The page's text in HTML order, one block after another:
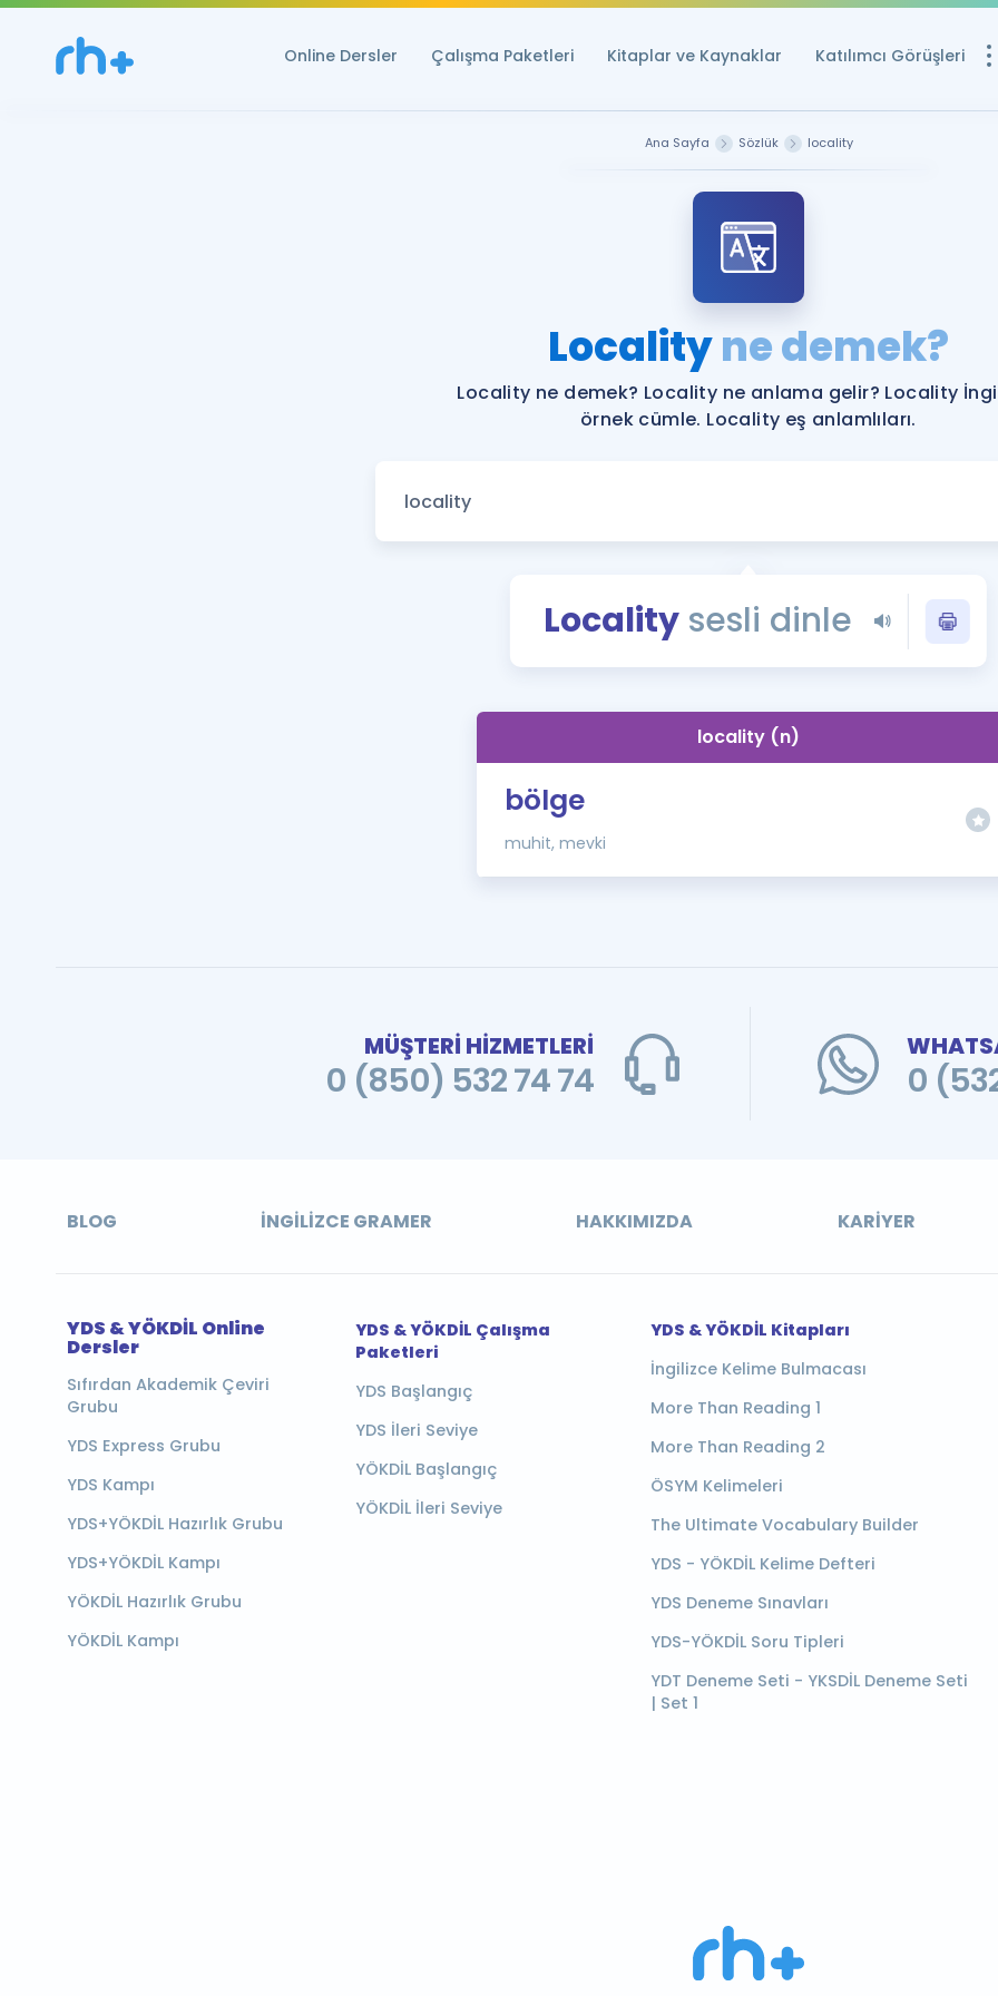
Online Dersler Çalışma Paketleri Kitaplar ve Kaynaklar Katılımcı Görüşleri
YDS ve YÖKDİL
Rehberlik Aracı
YDS ve YÖKDİL'e
Tüm ÖSYM
YDS - YÖKDİL
İngilizce Gramer
Ana Sayfa Sözlük locality
Localityne demek?
Locality ne demek? Locality ne anlama gelir? Locality
örnek cümle. Locality eş anlamlıları.
Localitysesli dinle
locality (n)
bölge
muhit, mevki
MÜŞTERİ HİZMETLERİ
0 (850) 532 74 74 0
BLOG İNGILIZCE GRAMER HAKKIMIZDA KARIYER
YDS & YÖKDİL Online
Dersler
Sıfırdan Akademik Çeviri
Grubu
YDS Express Grubu
YDS Kampı
YDS+YÖKDİL Hazırlık Grubu
YDS+YÖKDİL Kampı
YÖKDİL Hazırlık Grubu
YÖKDİL Kampı
YDS & YÖKDİL Çalışma
Paketleri
YDS Başlangıç
YDS İleri Seviye
YÖKDİL Başlangıç
YÖKDİL İleri Seviye
YDS & YÖKDİL Kitapları
İngilizce Kelime Bulmacası
More Than Reading 1
More Than Reading 2
ÖSYM Kelimeleri
The Ultimate Vocabulary Builder
YDS - YÖKDİL Kelime Defteri
YDS Deneme Sınavları
YDS-YÖKDİL Soru Tipleri
YDT Deneme Seti - YKSDİL Deneme Seti
| Set 1